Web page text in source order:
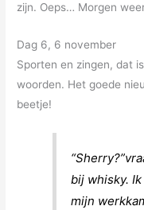
zijn. Oeps… Morgen
Dag 6, 6 november
Sporten en zingen, dat
woorden. Het goede
beetje!
bij whisky.
mijn